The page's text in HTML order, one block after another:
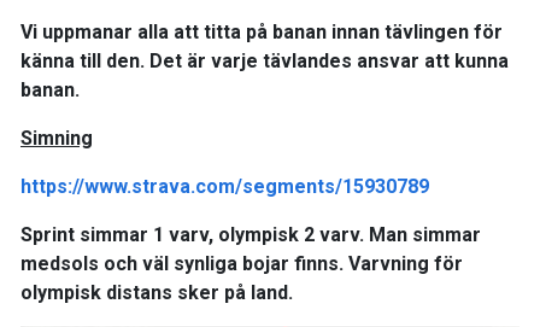
Vi uppmanar alla att titta på banan innan tävlingen för
känna till den. Det är varje tävlandes ansvar att kunna
banan.
Simning
https://www.strava.com/segments/15930789
Sprint simmar 1 varv, olympisk 2 varv. Man simmar
medsols och väl synliga bojar finns. Varvning för
olympisk distans sker på land.